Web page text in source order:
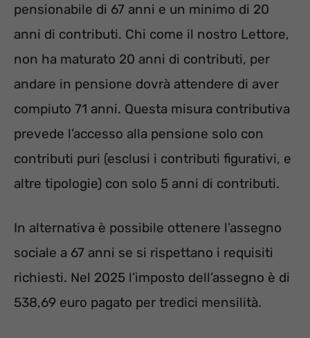
pensionabile di 67 anni e un minimo di 20
anni di contributi. Chi come il nostro Lettore,
non ha maturato 20 anni di contributi, per
andare in pensione dovrà attendere di aver
compiuto 71 anni. Questa misura contributiva
prevede l’accesso alla pensione solo con
contributi puri (esclusi i contributi figurativi, e
altre tipologie) con solo 5 anni di contributi.
In alternativa è possibile ottenere l’assegno
sociale a 67 anni se si rispettano i requisiti
richiesti. Nel 2025 l’imposto dell’assegno è di
538,69 euro pagato per tredici mensilità.